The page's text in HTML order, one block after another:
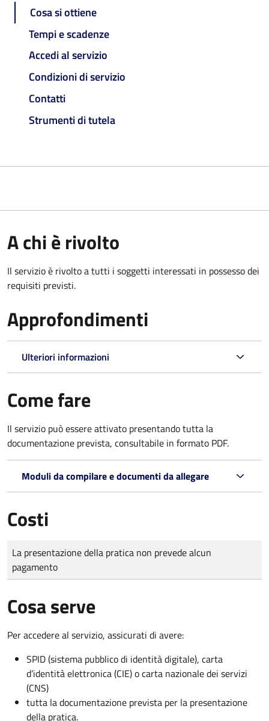
Cosa si ottiene
Tempi e scadenze
Accedi al servizio
Condizioni di servizio
Contatti
Strumenti di tutela
A chi è rivolto
Il servizio è rivolto a tutti i soggetti interessati in possesso dei
requisiti previsti.
Approfondimenti
Ulteriori informazioni
Come fare
Il servizio può essere attivato presentando tutta la
documentazione prevista, consultabile in formato PDF.
Moduli da compilare e documenti da allegare
Costi
Tipo di pagamento
Importo
La presentazione della pratica non prevede alcun
pagamento
Cosa serve
Per accedere al servizio, assicurati di avere:
SPID (sistema pubblico di identità digitale), carta
d’identità elettronica (CIE) o carta nazionale dei servizi
(CNS)
tutta la documentazione prevista per la presentazione
della pratica.